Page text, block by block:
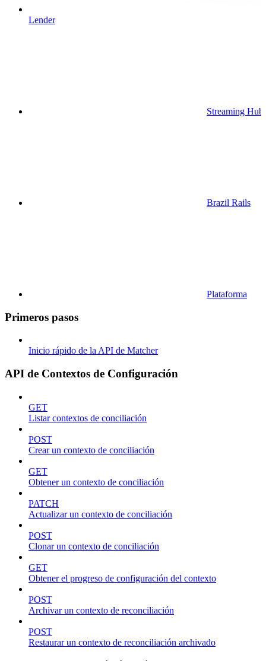
Lender
Streaming Hub
Brazil Rails
Plataforma
Primeros pasos
Inicio rápido de la API de Matcher
API de Contextos de Configuración
GET
Listar contextos de conciliación
POST
Crear un contexto de conciliación
GET
Obtener un contexto de conciliación
PATCH
Actualizar un contexto de conciliación
POST
Clonar un contexto de conciliación
GET
Obtener el progreso de configuración del contexto
POST
Archivar un contexto de reconciliación
POST
Restaurar un contexto de reconciliación archivado